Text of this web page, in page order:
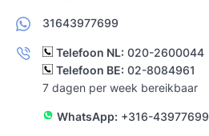
31643977699
Telefoon NL: 020-2600044
Telefoon BE: 02-8084961
7 dagen per week bereikbaar
WhatsApp: +316-43977699